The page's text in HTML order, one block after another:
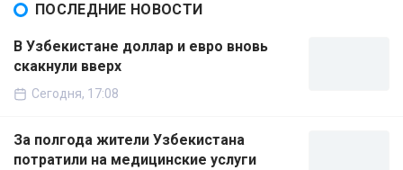
ПОСЛЕДНИЕ НОВОСТИ
В Узбекистане доллар и евро вновь
скакнули вверх
Сегодня, 17:08
За полгода жители Узбекистана
потратили на медицинские услуги